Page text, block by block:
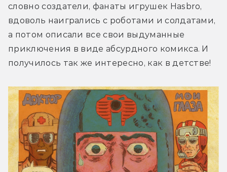
словно создатели, фанаты игрушек Hasbro,
вдоволь наигрались с роботами и солдатами,
а потом описали все свои выдуманные
приключения в виде абсурдного комикса. И
получилось так же интересно, как в детстве!